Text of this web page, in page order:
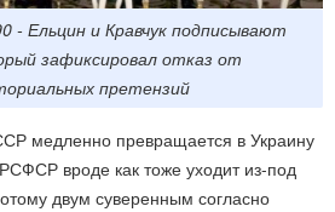
- Ельцин и Кравчук подписывают
зафиксировал отказ от
претензий
медленно превращается в Украину
вроде как тоже уходит из-под
двум суверенным согласно